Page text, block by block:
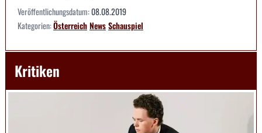
Veröffentlichungsdatum:08.08.2019
Kategorien:ÖsterreichNewsSchauspiel
Kritiken